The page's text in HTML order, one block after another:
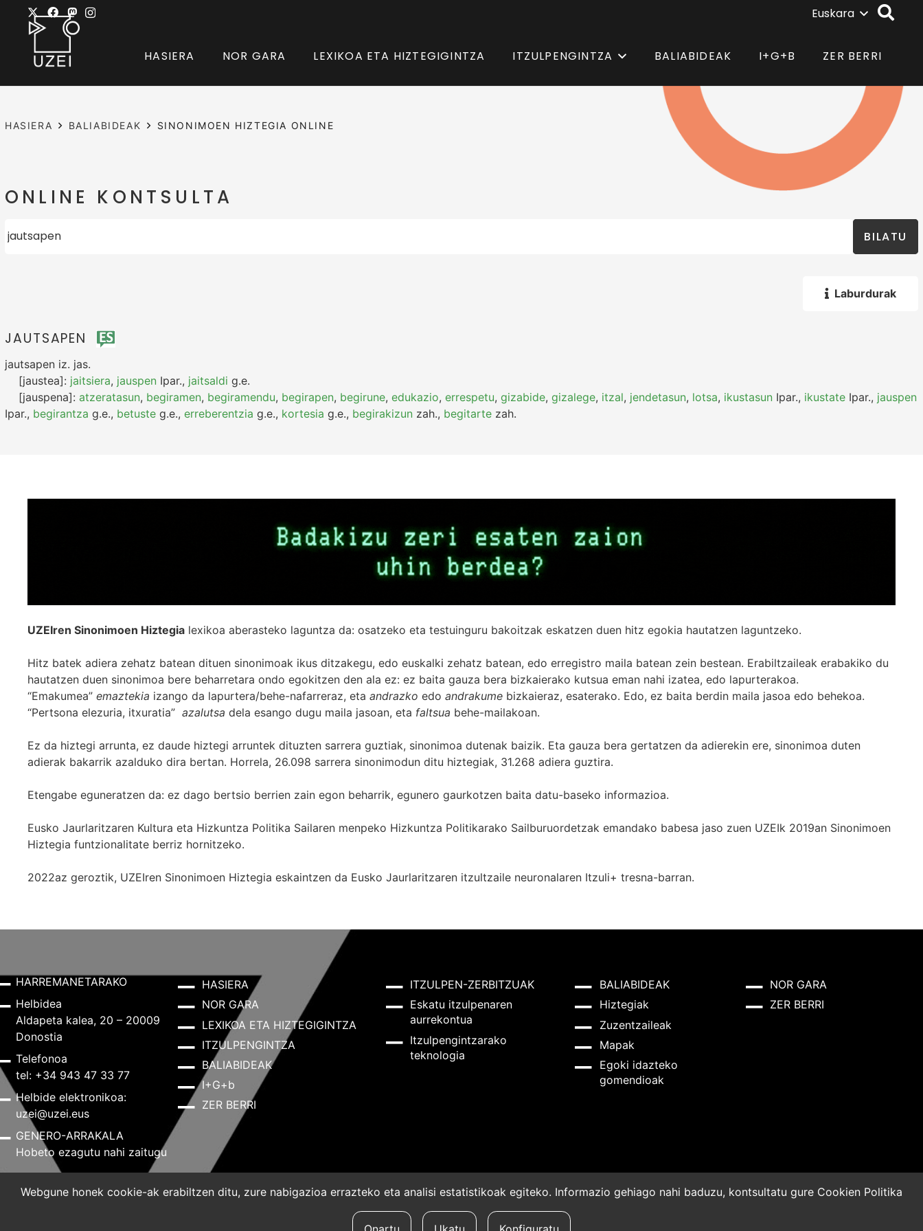
Euskara
HASIERA NOR GARA LEXIKOA ETA HIZTEGIGINTZA ITZULPENGINTZA BALIABIDEAK I+G+B ZER BERRI
HASIERA BALIABIDEAK SINONIMOEN HIZTEGIA ONLINE
ONLINE KONTSULTA
BILATU
Laburdurak
JAUTSAPEN
jautsapen iz. jas.
[jaustea]: jaitsiera, jauspen Ipar., jaitsaldi g.e.
[jauspena]: atzeratasun, begiramen, begiramendu, begirapen, begirune, edukazio, errespetu, gizabide, gizalege, itzal, jendetasun, lotsa, ikustasun Ipar., ikustate Ipar., jauspen
Ipar., begirantza g.e., betuste g.e., erreberentzia g.e., kortesia g.e., begirakizun zah., begitarte zah.
UZEIren Sinonimoen Hiztegia lexikoa aberasteko laguntza da: osatzeko eta testuinguru bakoitzak eskatzen duen hitz egokia hautatzen laguntzeko.
Hitz batek adiera zehatz batean dituen sinonimoak ikus ditzakegu, edo euskalki zehatz batean, edo erregistro maila batean zein bestean. Erabiltzaileak erabakiko du
hautatzen duen sinonimoa bere beharretara ondo egokitzen den ala ez: ez baita gauza bera bizkaierako kutsua eman nahi izatea, edo lapurterakoa.
“Emakumea” emaztekia izango da lapurtera/behe-nafarreraz, eta andrazko edo andrakume bizkaieraz, esaterako. Edo, ez baita berdin maila jasoa edo behekoa.
“Pertsona elezuria, itxuratia” azalutsa dela esango dugu maila jasoan, eta faltsua behe-mailakoan.
Ez da hiztegi arrunta, ez daude hiztegi arruntek dituzten sarrera guztiak, sinonimoa dutenak baizik. Eta gauza bera gertatzen da adierekin ere, sinonimoa duten
adierak bakarrik azalduko dira bertan. Horrela, 26.098 sarrera sinonimodun ditu hiztegiak, 31.268 adiera guztira.
Etengabe eguneratzen da: ez dago bertsio berrien zain egon beharrik, egunero gaurkotzen baita datu-baseko informazioa.
Eusko Jaurlaritzaren Kultura eta Hizkuntza Politika Sailaren menpeko Hizkuntza Politikarako Sailburuordetzak emandako babesa jaso zuen UZEIk 2019an Sinonimoen
Hiztegia funtzionalitate berriz hornitzeko.
2022az geroztik, UZEIren Sinonimoen Hiztegia eskaintzen da Eusko Jaurlaritzaren itzultzaile neuronalaren Itzuli+ tresna-barran.
HARREMANETARAKO
Helbidea
Aldapeta kalea, 20 – 20009
Donostia
Telefonoa
tel: +34 943 47 33 77
Helbide elektronikoa:
uzei@uzei.eus
GENERO-ARRAKALA
Hobeto ezagutu nahi zaitugu
HASIERA
NOR GARA
LEXIKOA ETA HIZTEGIGINTZA
ITZULPENGINTZA
BALIABIDEAK
I+G+b
ZER BERRI
ITZULPEN-ZERBITZUAK
Eskatu itzulpenaren
aurrekontua
Itzulpengintzarako
teknologia
BALIABIDEAK
Hiztegiak
Zuzentzaileak
Mapak
Egoki idazteko
gomendioak
NOR GARA
ZER BERRI
Lege-oharra Cookie-politika
Webgune honek cookie-ak erabiltzen ditu, zure nabigazioa errazteko eta analisi estatistikoak egiteko. Informazio gehiago nahi baduzu, kontsultatu gure Cookien Politika